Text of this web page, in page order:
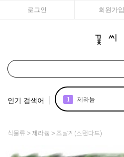
로그인 회원가입
인기 검색어 1 제라늄
식물류 제라늄 조날계(스탠다드)